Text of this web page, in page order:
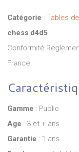
Catégorie : Tables
chess d4d5
Conformité
France
Gamme : Public
Age : 3 et + ans
Garantie : 1 ans